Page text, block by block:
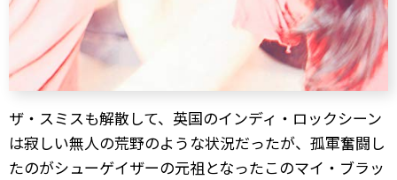
ザ・スミスも解散して、英国のインディ・ロックシーン
は寂しい無人の荒野のような状況だったが、孤軍奮闘し
たのがシューゲイザーの元祖となったこのマイ・ブラッ